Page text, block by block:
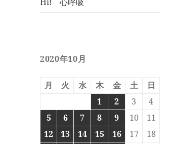
2020年10月
月 火 水 木 金 土
日
1
2 3
4
5
6 7 8 9 10
11
12
13 14 15 16 17
18